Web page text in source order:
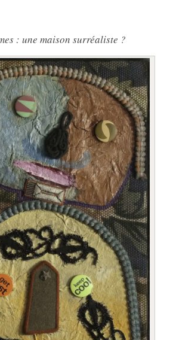
: une maison surréaliste ?